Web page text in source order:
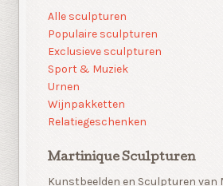
Alle sculpturen
Populaire sculpturen
Exclusieve sculpturen
Sport & Muziek
Urnen
Wijnpakketten
Relatiegeschenken
Martinique Sculpturen
Kunstbeelden en Sculpturen van